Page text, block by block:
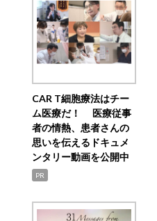
CAR T細胞療法はチー
ム医療だ！ 医療従事
者の情熱、患者さんの
思いを伝えるドキュメ
ンタリー動画を公開中
PR